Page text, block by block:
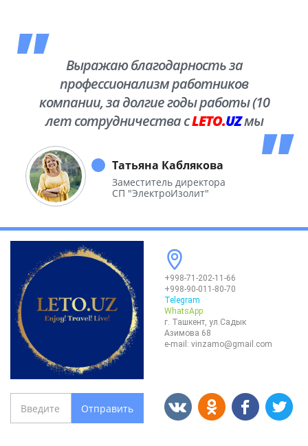
Выражаю благодарность за
профессионализм работников
компании, за долгие годы работы (10
лет сотрудничества сLETO.UZмы
необъятной Родины.
Татьяна Каблякова
Заместитель директора
СП "ЭлектроИзолит"
+998-71-202-11-66
+998-90-011-80-70
Telegram
WhatsApp
г. Ташкент, ул.Садык
Азимова 68
e-mail: vinzamo@gmail.com
Отправить